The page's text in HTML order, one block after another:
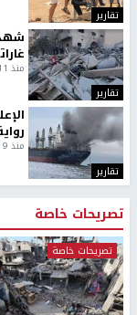
تقارير
تقارير
منذ 11 ثانية
تقارير
منذ 9 ثواني
تصريحات خاصة
تصريحات خاصة